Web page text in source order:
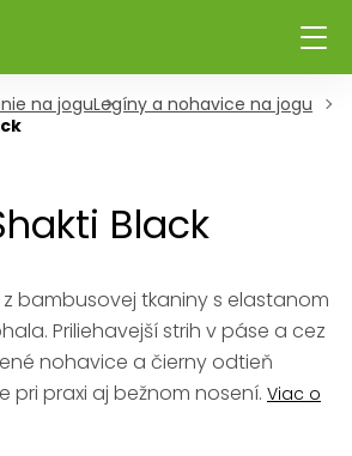
na joguLegíny a nohavice na jogu
Black
bambusovej tkaniny s elastanom
Priliehavejší strih v páse a cez
nohavice a čierny odtieň
praxi aj bežnom nosení. Viac o